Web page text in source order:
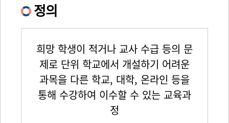
정의
희망 학생이 적거나 교사 수급 등의 문
제로 단위 학교에서 개설하기 어려운
과목을 다른 학교, 대학, 온라인 등을
통해 수강하여 이수할 수 있는 교육과
정